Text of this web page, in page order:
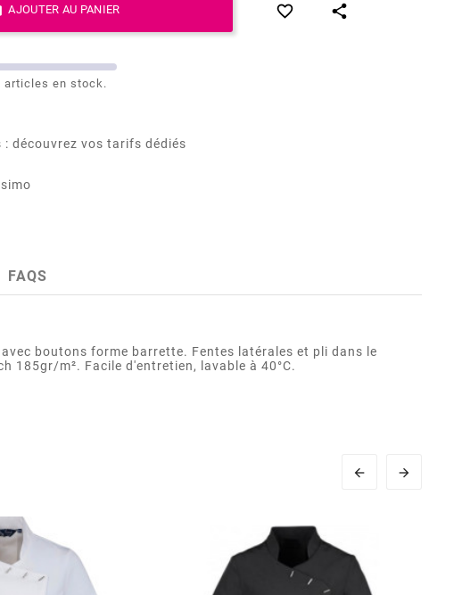
AJOUTER AU PANIER  
articles en stock.
: découvrez vos tarifs dédiés
FAQS
boutons forme barrette. Fentes latérales et pli dans le
185gr/m². Facile d'entretien, lavable à 40°C.
 